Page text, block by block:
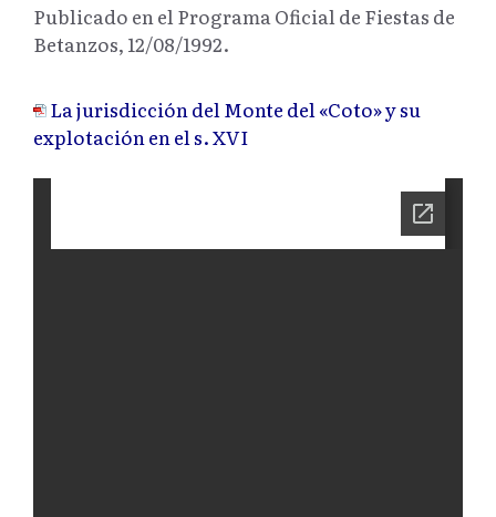
Publicado en el Programa Oficial de Fiestas de
Betanzos, 12/08/1992.
La jurisdicción del Monte del «Coto» y su
explotación en el s. XVI